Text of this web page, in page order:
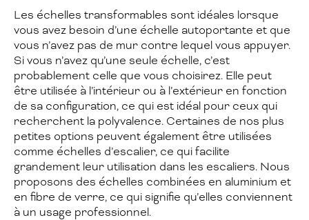
Les échelles transformables sont idéales lorsque
vous avez besoin d’une échelle autoportante et que
vous n’avez pas de mur contre lequel vous appuyer.
Si vous n’avez qu’une seule échelle, c’est
probablement celle que vous choisirez. Elle peut
être utilisée à l’intérieur ou à l’extérieur en fonction
de sa configuration, ce qui est idéal pour ceux qui
recherchent la polyvalence. Certaines de nos plus
petites options peuvent également être utilisées
comme échelles d’escalier, ce qui facilite
grandement leur utilisation dans les escaliers. Nous
proposons des échelles combinées en aluminium et
en fibre de verre, ce qui signifie qu’elles conviennent
à un usage professionnel.